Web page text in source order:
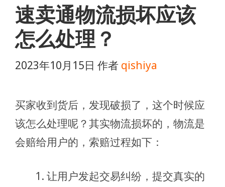
速卖通物流损坏应该
怎么处理？
2023年10月15日 作者 qishiya
买家收到货后，发现破损了，这个时候应
该怎么处理呢？其实物流损坏的，物流是
会赔给用户的，索赔过程如下：
让用户发起交易纠纷，提交真实的